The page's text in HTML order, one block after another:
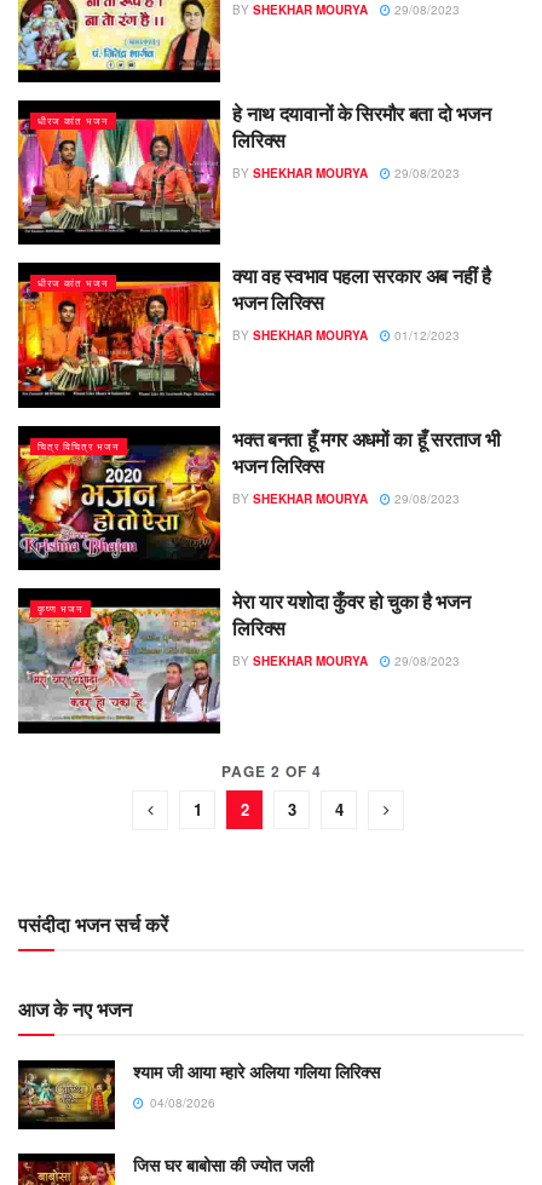
BY SHEKHAR MOURYA 29/08/2023
धीरज कांत भजन
हे नाथ दयावानों के सिरमौर बता दो भजन
लिरिक्स
BY SHEKHAR MOURYA 29/08/2023
धीरज कांत भजन
क्या वह स्वभाव पहला सरकार अब नहीं है
भजन लिरिक्स
BY SHEKHAR MOURYA 01/12/2023
चित्र विचित्र भजन
भक्त बनता हूँ मगर अधमों का हूँ सरताज भी
भजन लिरिक्स
BY SHEKHAR MOURYA 29/08/2023
कृष्ण भजन
मेरा यार यशोदा कुँवर हो चुका है भजन
लिरिक्स
BY SHEKHAR MOURYA 29/08/2023
PAGE 2 OF 4
1 2 3 4
पसंदीदा भजन सर्च करें
आज के नए भजन
श्याम जी आया म्हारे अलिया गलिया लिरिक्स
04/08/2026
जिस घर बाबोसा की ज्योत जली